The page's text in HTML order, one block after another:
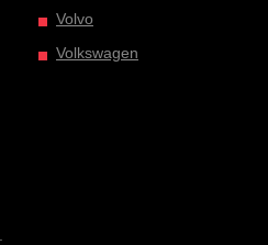
Volvo
Volkswagen